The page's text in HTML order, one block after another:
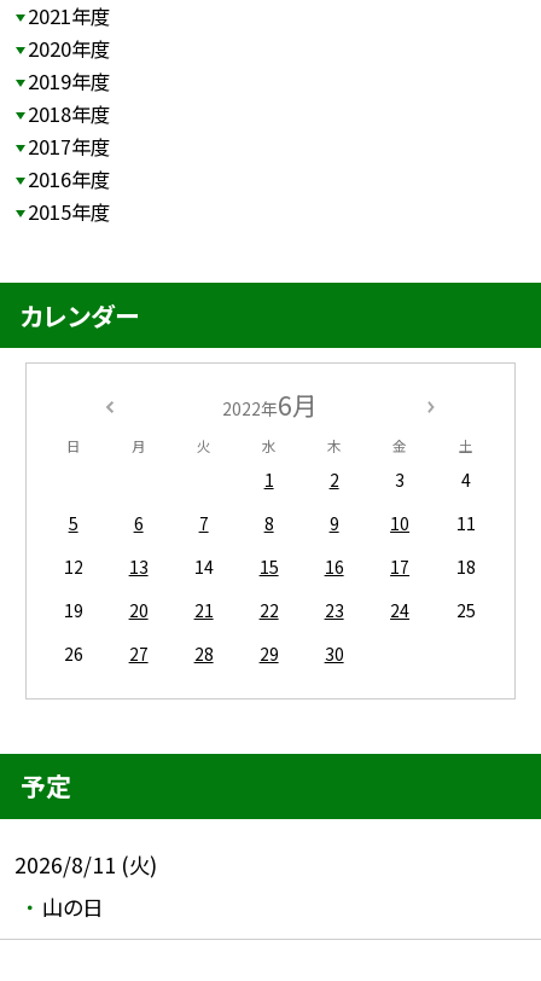
2021年度
2020年度
2019年度
2018年度
2017年度
2016年度
2015年度
カレンダー
2022年6月
日 月 火 水 木 金 土
1 2 3
4
5
6 7 8 9 10
11
12
13 14 15 16 17
18
19
20 21 22 23 24
25
26
27 28 29 30
予定
2026/8/11 (火)
山の日